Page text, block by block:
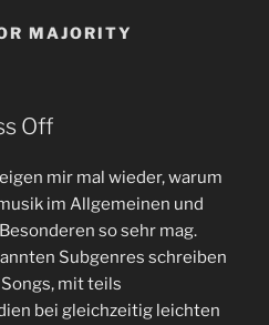
MAJORITY
Off
mir mal wieder, warum
im Allgemeinen und
so sehr mag.
Subgenres schreiben
mit teils
bei gleichzeitig leichten